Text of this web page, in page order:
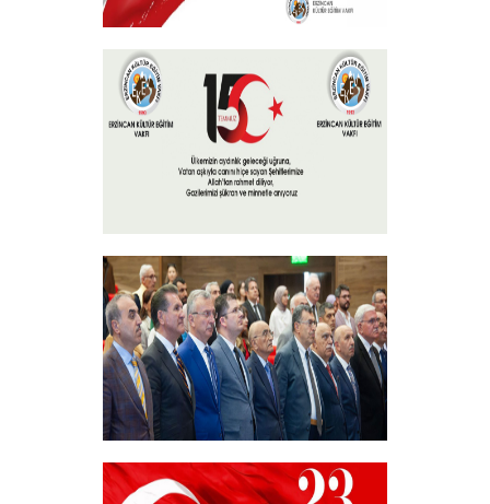
30 Ağustos Zafer Bayramı
+
15 Temmuz 2024
+
Akademik Bilim, Sanat ve Spor Ödülleri”
Sahiplerini Buldu.